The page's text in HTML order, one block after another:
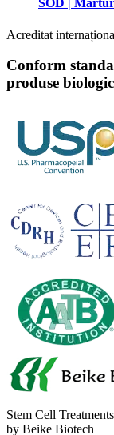
SOD |
Acreditat
Conform
produse
Stem Cell Treatments
by Beike Biotech